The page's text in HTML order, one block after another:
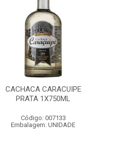
CACHACA CARACUIPE
PRATA 1X750ML
Código: 007133
Embalagem: UNIDADE